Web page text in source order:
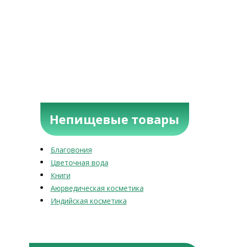
Непищевые товары
Благовония
Цветочная вода
Книги
Аюрведическая косметика
Индийская косметика